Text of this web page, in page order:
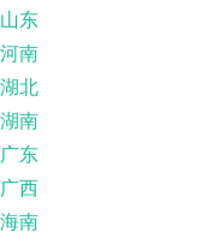
山东
河南
湖北
湖南
广东
广西
海南